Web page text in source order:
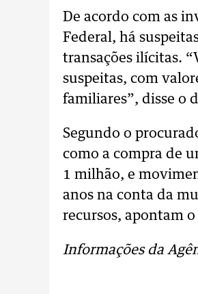
De acordo com as
Federal, há
transações ilícitas.
suspeitas, com
familiares”, disse o
Segundo o
como a compra de
1 milhão, e
anos na conta da
recursos, apontam
Informações da